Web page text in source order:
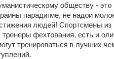
обществу -
парадигме, не надои
людей! Спортсмены из
фехтования, есть и
тренироваться в лучших